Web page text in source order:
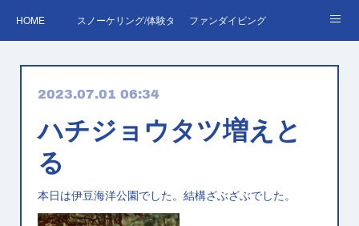
HOME スノーケリング/体験ダイビングファンダイビング
ダイビング・スキルアップレッスン｜プールで安心練習
AOW
プロへの第一歩！ダイブマスターご予約・お問い合わせ
2023.07.01 06:34
ハチジョウタツ増えと
る
本日は伊豆海洋公園でした。結構ざぶざぶでした。